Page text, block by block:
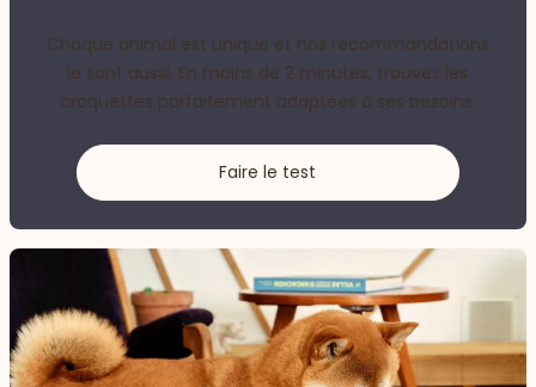
Chaque animal est unique et nos recommandations
le sont aussi. En moins de 2 minutes, trouvez les
croquettes parfaitement adaptées à ses besoins.
Faire le test